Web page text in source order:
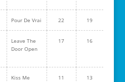
Pour De Vrai 22 19
Leave The
Door Open
17 16
Kiss Me
11 13